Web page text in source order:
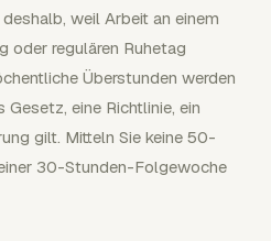
weil Arbeit an einem
oder regulären Ruhetag
Überstunden werden
eine Richtlinie, ein
gilt. Mitteln Sie keine 50-
30-Stunden-Folgewoche